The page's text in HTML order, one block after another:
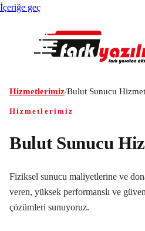
İçeriğe geç
Hizmetlerimiz/Bulut Sunucu
Hizmetlerimiz
Bulut Sunucu
Fiziksel sunucu maliyetlerine ve
veren, yüksek performanslı ve
çözümleri sunuyoruz.